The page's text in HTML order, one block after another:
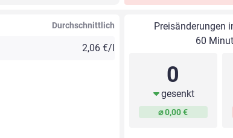
Durchschnittlich
2,06 €/l
Preisänderungen
60
0
gesenkt
⌀ 0,00 €